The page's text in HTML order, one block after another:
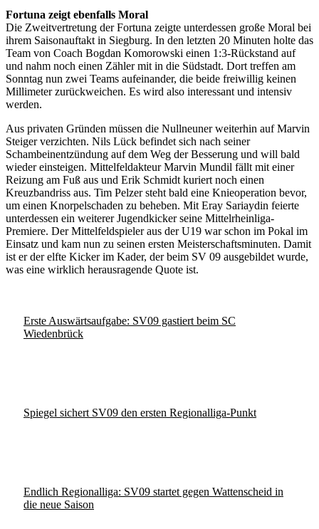
Fortuna zeigt ebenfalls Moral
Die Zweitvertretung der Fortuna zeigte unterdessen große Moral bei
ihrem Saisonauftakt in Siegburg. In den letzten 20 Minuten holte das
Team von Coach Bogdan Komorowski einen 1:3-Rückstand auf
und nahm noch einen Zähler mit in die Südstadt. Dort treffen am
Sonntag nun zwei Teams aufeinander, die beide freiwillig keinen
Millimeter zurückweichen. Es wird also interessant und intensiv
werden.
Aus privaten Gründen müssen die Nullneuner weiterhin auf Marvin
Steiger verzichten. Nils Lück befindet sich nach seiner
Schambeinentzündung auf dem Weg der Besserung und will bald
wieder einsteigen. Mittelfeldakteur Marvin Mundil fällt mit einer
Reizung am Fuß aus und Erik Schmidt kuriert noch einen
Kreuzbandriss aus. Tim Pelzer steht bald eine Knieoperation bevor,
um einen Knorpelschaden zu beheben. Mit Eray Sariaydin feierte
unterdessen ein weiterer Jugendkicker seine Mittelrheinliga-
Premiere. Der Mittelfeldspieler aus der U19 war schon im Pokal im
Einsatz und kam nun zu seinen ersten Meisterschaftsminuten. Damit
ist er der elfte Kicker im Kader, der beim SV 09 ausgebildet wurde,
was eine wirklich herausragende Quote ist.
Erste Auswärtsaufgabe: SV09 gastiert beim SC
Wiedenbrück
Spiegel sichert SV09 den ersten Regionalliga-Punkt
Endlich Regionalliga: SV09 startet gegen Wattenscheid in
die neue Saison